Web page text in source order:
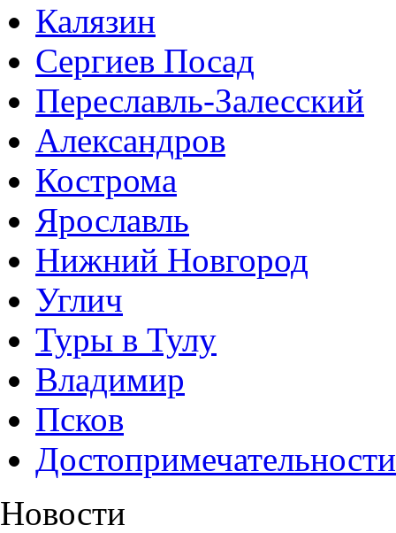
Калязин
Сергиев Посад
Переславль-Залесский
Александров
Кострома
Ярославль
Нижний Новгород
Углич
Туры в Тулу
Владимир
Псков
Достопримечательности
Новости